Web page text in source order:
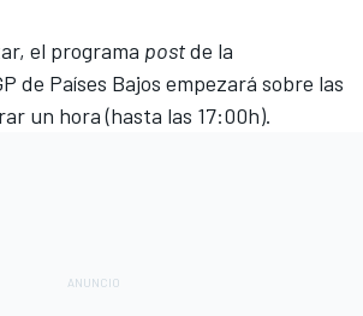
el programa postde la
de Países Bajos empezará sobre las
un hora (hasta las 17:00h).